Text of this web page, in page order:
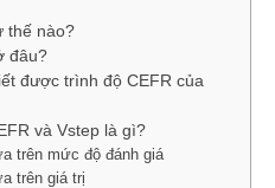
thế nào?
đâu?
được trình độ CEFR của
và Vstep là gì?
trên mức độ đánh giá
trên giá trị